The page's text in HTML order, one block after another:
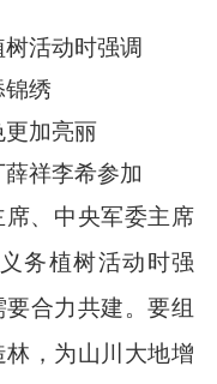
活动时强调
锦绣
加亮丽
祥李希参加
、中央军委主席
务植树活动时强
合力共建。要组
，为山川大地增